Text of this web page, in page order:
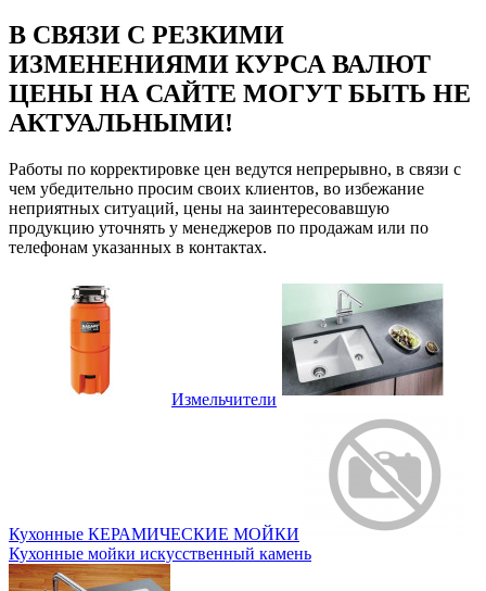
В СВЯЗИ С РЕЗКИМИ
ИЗМЕНЕНИЯМИ КУРСА ВАЛЮТ
ЦЕНЫ НА САЙТЕ МОГУТ БЫТЬ НЕ
АКТУАЛЬНЫМИ!
Работы по корректировке цен ведутся непрерывно, в связи с
чем убедительно просим своих клиентов, во избежание
неприятных ситуаций, цены на заинтересовавшую
продукцию уточнять у менеджеров по продажам или по
телефонам указанных в контактах.
Измельчители
Кухонные КЕРАМИЧЕСКИЕ МОЙКИ
Кухонные мойки искусственный камень